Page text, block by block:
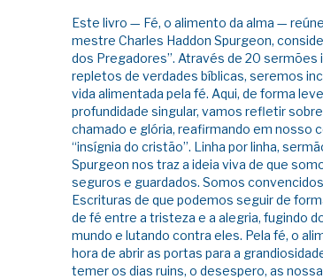
Este livro — Fé, o alimento da alma —
mestre Charles Haddon Spurgeon,
dos Pregadores”. Através de 20 sermões
repletos de verdades bíblicas, seremos
vida alimentada pela fé. Aqui, de forma
profundidade singular, vamos refletir
chamado e glória, reafirmando em nosso
“insígnia do cristão”. Linha por linha,
Spurgeon nos traz a ideia viva de que
seguros e guardados. Somos convencidos
Escrituras de que podemos seguir de
de fé entre a tristeza e a alegria, fugindo
mundo e lutando contra eles. Pela fé, o
hora de abrir as portas para a
temer os dias ruins, o desespero, as